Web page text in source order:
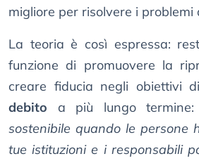
migliore per risolvere i problemi
La teoria è così espressa:
funzione di promuovere la
creare fiducia negli obiettivi di
debito a più lungo termine:
sostenibile quando le persone
tue istituzioni e i responsabili